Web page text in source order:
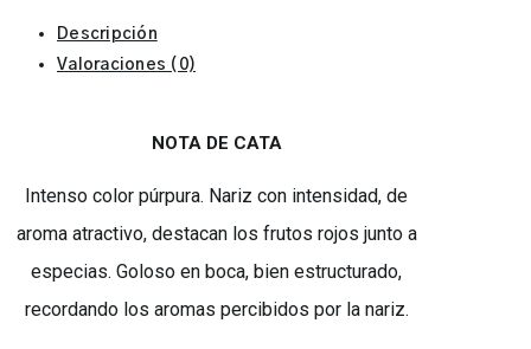
Descripción
Valoraciones (0)
NOTA DE CATA
Intenso color púrpura. Nariz con intensidad, de
aroma atractivo, destacan los frutos rojos junto a
especias. Goloso en boca, bien estructurado,
recordando los aromas percibidos por la nariz.